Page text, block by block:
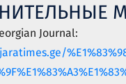
Journal: